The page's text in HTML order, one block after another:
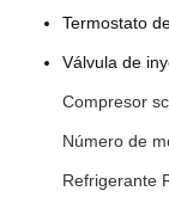
Termostato
Válvula de
Compresor
Número de
Refrigerante